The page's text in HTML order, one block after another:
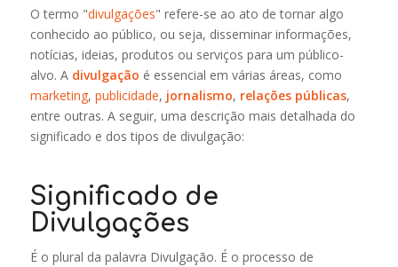
O termo "divulgações" refere-se ao ato de tornar algo
conhecido ao público, ou seja, disseminar informações,
notícias, ideias, produtos ou serviços para um público-
alvo. A divulgação é essencial em várias áreas, como
marketing, publicidade, jornalismo, relações públicas,
entre outras. A seguir, uma descrição mais detalhada do
significado e dos tipos de divulgação:
Significado de
Divulgações
É o plural da palavra Divulgação. É o processo de